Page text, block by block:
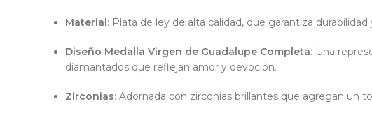
Material: Plata de ley de alta calidad, que garantiza
Diseño Medalla Virgen de Guadalupe Completa: Una
diamantados que reflejan amor y devoción.
Zirconias: Adornada con zirconias brillantes que agregan un